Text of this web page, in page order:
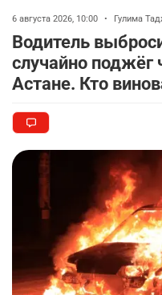
6 августа 2026, 10:00 • Гулима
Водитель
случайно
Астане. Кто